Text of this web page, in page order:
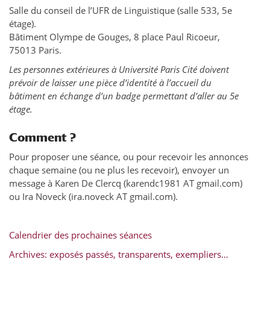
Salle du conseil de l’UFR de Linguistique (salle 533, 5e
étage).
Bâtiment Olympe de Gouges, 8 place Paul Ricoeur,
75013 Paris.
Les personnes extérieures à Université Paris Cité doivent
prévoir de laisser une pièce d’identité à l’accueil du
bâtiment en échange d’un badge permettant d’aller au 5e
étage.
Comment ?
Pour proposer une séance, ou pour recevoir les annonces
chaque semaine (ou ne plus les recevoir), envoyer un
message à Karen De Clercq (karendc1981 AT gmail.com)
ou Ira Noveck (ira.noveck AT gmail.com).
Calendrier des prochaines séances
Archives: exposés passés, transparents, exempliers…